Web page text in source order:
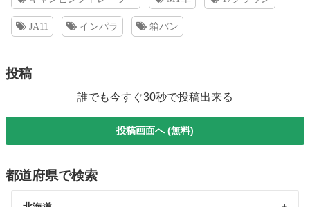
JA11 インパラ 箱バン
投稿
誰でも今すぐ30秒で投稿出来る
投稿画面へ (無料)
都道府県で検索